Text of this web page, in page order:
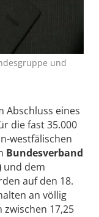
und
Abschluss eines
die fast 35.000
westfälischen
Bundesverband
und dem
auf den 18.
an völlig
17,25